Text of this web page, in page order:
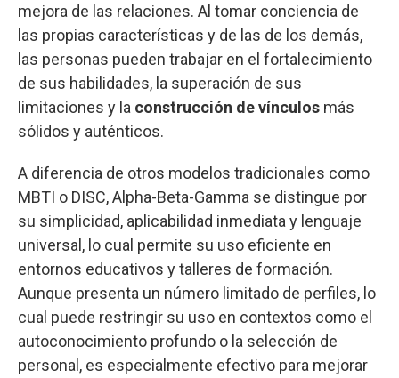
mejora de las relaciones. Al tomar conciencia de
las propias características y de las de los demás,
las personas pueden trabajar en el fortalecimiento
de sus habilidades, la superación de sus
limitaciones y la construcción de vínculos más
sólidos y auténticos.
A diferencia de otros modelos tradicionales como
MBTI o DISC, Alpha-Beta-Gamma se distingue por
su simplicidad, aplicabilidad inmediata y lenguaje
universal, lo cual permite su uso eficiente en
entornos educativos y talleres de formación.
Aunque presenta un número limitado de perfiles, lo
cual puede restringir su uso en contextos como el
autoconocimiento profundo o la selección de
personal, es especialmente efectivo para mejorar